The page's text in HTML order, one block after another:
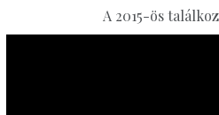
A 2015-ös